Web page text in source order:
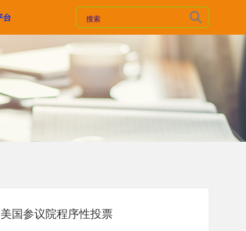
台
国参议院程序性投票